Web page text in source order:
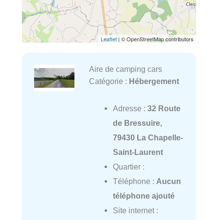
Leaflet | © OpenStreetMap contributors
Aire de camping cars
Catégorie : Hébergement
Adresse : 32 Route
de Bressuire,
79430 La Chapelle-
Saint-Laurent
Quartier :
Téléphone : Aucun
téléphone ajouté
Site internet :